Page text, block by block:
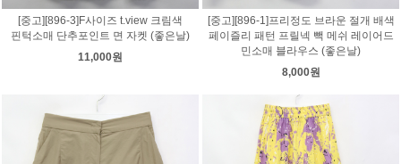
[중고][896-3]F사이즈 t.view 크림색
핀턱소매 단추포인트 면 자켓 (좋은날)
11,000원
[중고][896-1]프리정도 브라운 절개 배색
페이즐리 패턴 프릴넥 빽 메쉬 레이어드
민소매 블라우스 (좋은날)
8,000원